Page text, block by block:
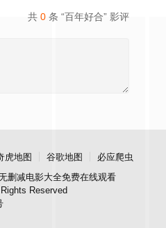
共 0 条 “百年好合” 影评
虎地图 谷歌地图
必应爬虫
删减电影大全免费在线观看
Reserved